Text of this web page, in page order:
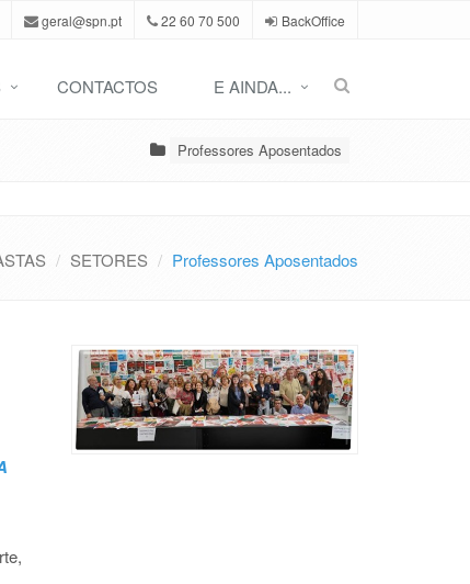
geral@spn.pt 22 60 70 500 BackOffice
CONTACTOS E AINDA...
Professores Aposentados
SETORES Professores Aposentados